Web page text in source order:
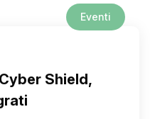
Eventi
Shield,